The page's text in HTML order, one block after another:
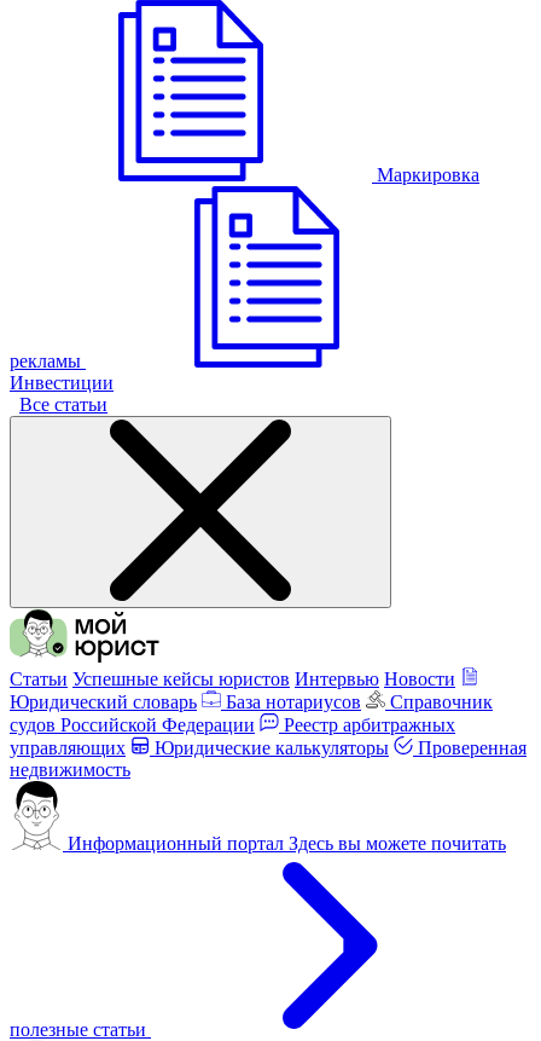
Маркировка
рекламы
Инвестиции
Все статьи
Статьи Успешные кейсы юристов Интервью Новости
Юридический словарь
База нотариусов
Справочник
судов Российской Федерации
Реестр арбитражных
управляющих
Юридические калькуляторы
Проверенная
недвижимость
Информационный портал Здесь вы можете почитать
полезные статьи